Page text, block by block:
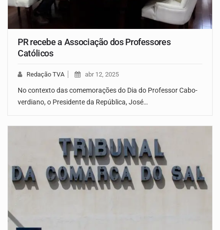
PR recebe a Associação dos Professores
Católicos
Redação TVA abr 12, 2025
No contexto das comemorações do Dia do Professor Cabo-
verdiano, o Presidente da República, José…